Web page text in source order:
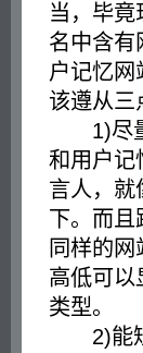
当，毕
名中含有
户记忆
该遵从三
1)尽量
和用户记
言人，就
下。而且
同样的
高低可以
类型。
2)能短